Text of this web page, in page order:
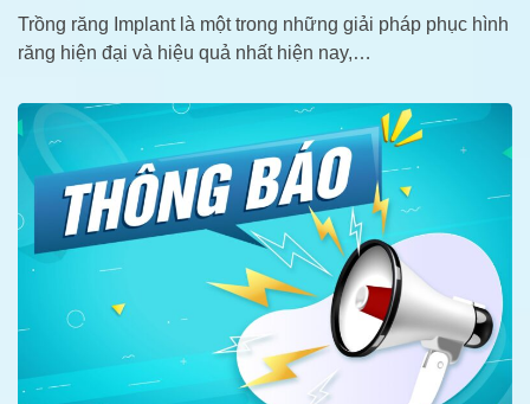
Trồng răng Implant là một trong những giải pháp phục hình
răng hiện đại và hiệu quả nhất hiện nay,…